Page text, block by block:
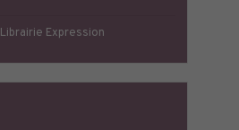
Librairie Expression